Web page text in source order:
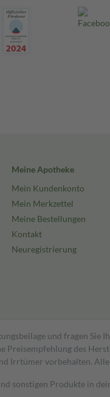
Meine Apotheke
Mein Kundenkonto
Mein Merkzettel
Meine Bestellungen
Kontakt
Neuregistrierung
und fragen
des
Irrtümer vorbehalten.
sonstigen Produkte in